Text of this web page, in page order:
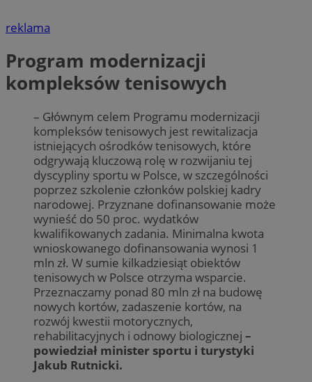
reklama
Program modernizacji
kompleksów tenisowych
– Głównym celem Programu modernizacji
kompleksów tenisowych jest rewitalizacja
istniejących ośrodków tenisowych, które
odgrywają kluczową rolę w rozwijaniu tej
dyscypliny sportu w Polsce, w szczególności
poprzez szkolenie członków polskiej kadry
narodowej. Przyznane dofinansowanie może
wynieść do 50 proc. wydatków
kwalifikowanych zadania. Minimalna kwota
wnioskowanego dofinansowania wynosi 1
mln zł. W sumie kilkadziesiąt obiektów
tenisowych w Polsce otrzyma wsparcie.
Przeznaczamy ponad 80 mln zł na budowę
nowych kortów, zadaszenie kortów, na
rozwój kwestii motorycznych,
rehabilitacyjnych i odnowy biologicznej –
powiedział minister sportu i turystyki
Jakub Rutnicki.